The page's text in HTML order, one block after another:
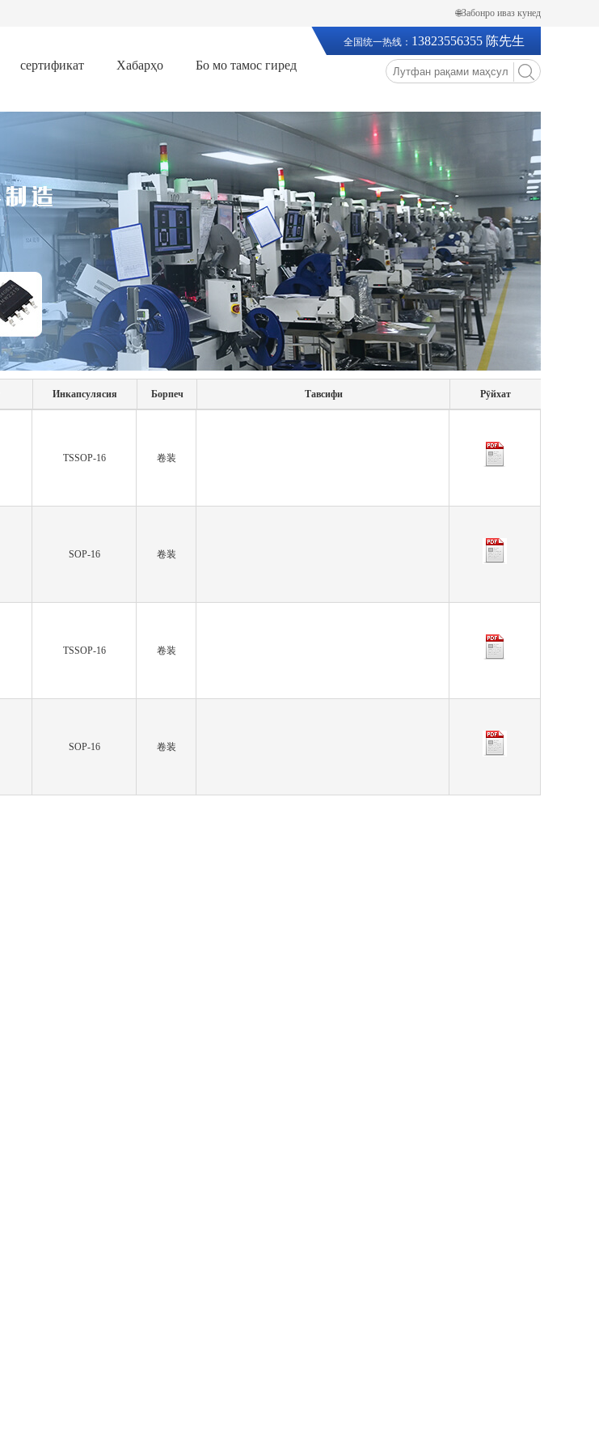
🌐Забонро иваз кунед
сертификат Хабарҳо Бо мо тамос гиред
全国统一热线： 13823556355 陈先生
Инкапсулясия Борпеч Тавсифи Рӯйхат
TSSOP-16 卷装
SOP-16 卷装
TSSOP-16 卷装
SOP-16 卷装